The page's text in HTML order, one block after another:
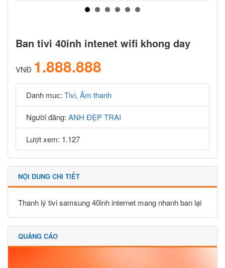
Ban tivi 40inh intenet wifi khong day
VNĐ 1.888.888
Danh muc: Tivi, Âm thanh
Người đăng: ANH ĐẸP TRAI
Lượt xem: 1.127
NỘI DUNG CHI TIẾT
Thanh lý tivi samsung 40inh internet mang nhanh ban lại
QUẢNG CÁO